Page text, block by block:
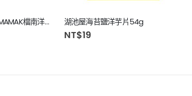
華元波的多洋芋片-MAMAK檔南洋沙嗲風味87g 湖池屋海苔鹽洋芋片54g
NT$19